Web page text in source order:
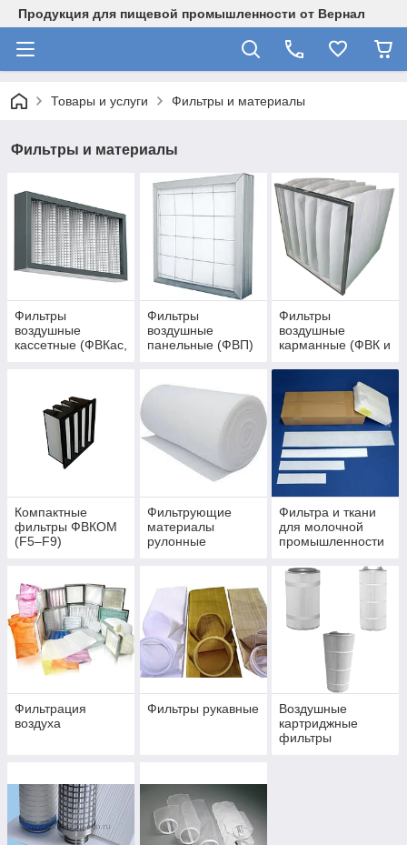
Продукция для пищевой промышленности от Вернал
Товары и услуги Фильтры и материалы
Фильтры и материалы
Фильтры
воздушные
кассетные (ФВКас,
Фильтры
воздушные
панельные (ФВП)
Фильтры
воздушные
карманные (ФВК и
Компактные
фильтры ФВКОМ
(F5–F9)
Фильтрующие
материалы
рулонные
Фильтра и ткани
для молочной
промышленности
Фильтрация
воздуха
Фильтры рукавные
Воздушные
картриджные
фильтры